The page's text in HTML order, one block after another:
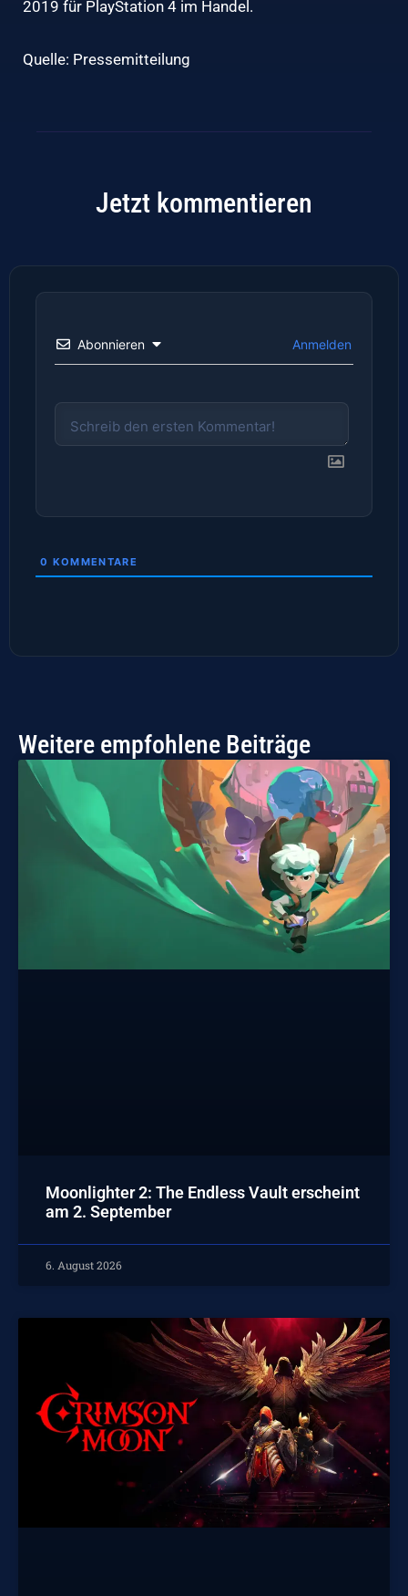
2019 für PlayStation 4 im Handel.
Quelle: Pressemitteilung
Jetzt kommentieren
Abonnieren Anmelden
0 KOMMENTARE
Weitere empfohlene Beiträge
Moonlighter 2: The Endless Vault erscheint
am 2. September
6. August 2026